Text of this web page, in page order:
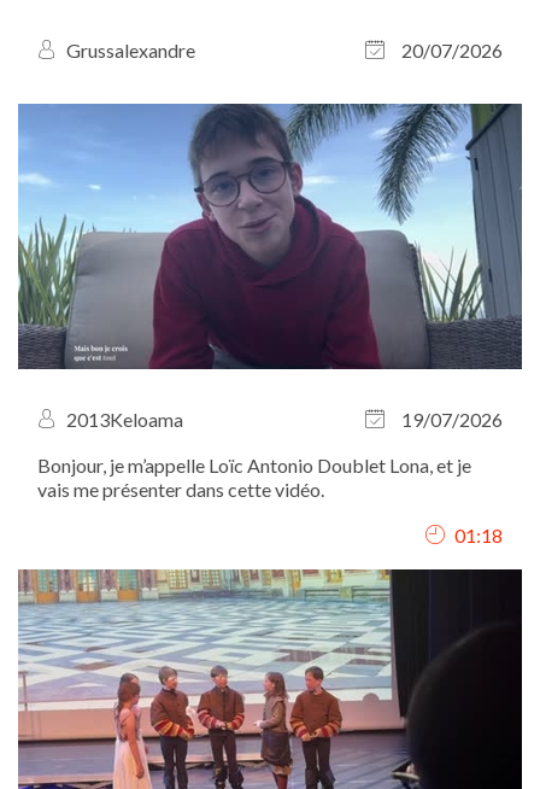
Grussalexandre 20/07/2026
2013Keloama
19/07/2026
Bonjour, je m’appelle Loïc Antonio Doublet Lona, et je
vais me présenter dans cette vidéo.
01:18